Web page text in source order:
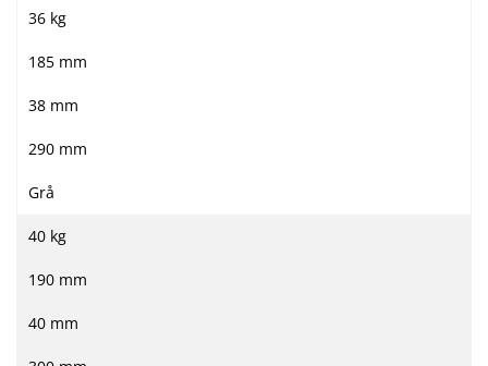
36 kg
185 mm
38 mm
290 mm
Grå
40 kg
190 mm
40 mm